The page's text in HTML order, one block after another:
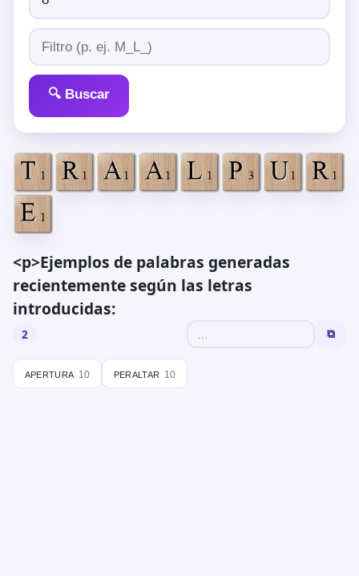
🔍 Buscar
<p>Ejemplos de palabras generadas
recientemente según las letras
introducidas:
2 ⧉
apertura 10 peraltar 10